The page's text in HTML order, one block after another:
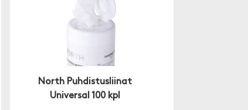
North Puhdistusliinat
Universal 100 kpl